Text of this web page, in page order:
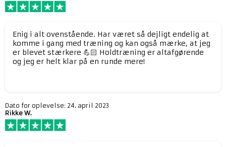
Enig i alt ovenstående. Har været så dejligt endelig at
komme i gang med træning og kan også mærke, at jeg
er blevet stærkere 💪🏻 Holdtræning er altafgørende
og jeg er helt klar på en runde mere!
Dato for oplevelse: 24. april 2023
Rikke W.